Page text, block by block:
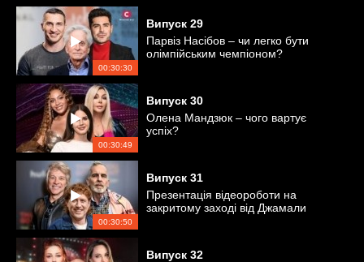
00:30:30
Випуск 29
Парвіз Насібов – чи легко бути
олімпійським чемпіоном?
00:30:49
Випуск 30
Олена Мандзюк – чого вартує
успіх?
00:30:50
Випуск 31
Презентація відеороботи на
закритому заході від Джамали
Випуск 32